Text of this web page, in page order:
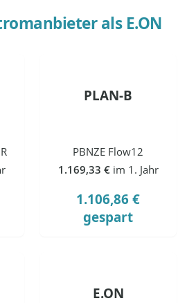
als E.ON
PLAN-B
PBNZE Flow12
1.169,33 € im 1. Jahr
1.106,86 €
gespart
E.ON